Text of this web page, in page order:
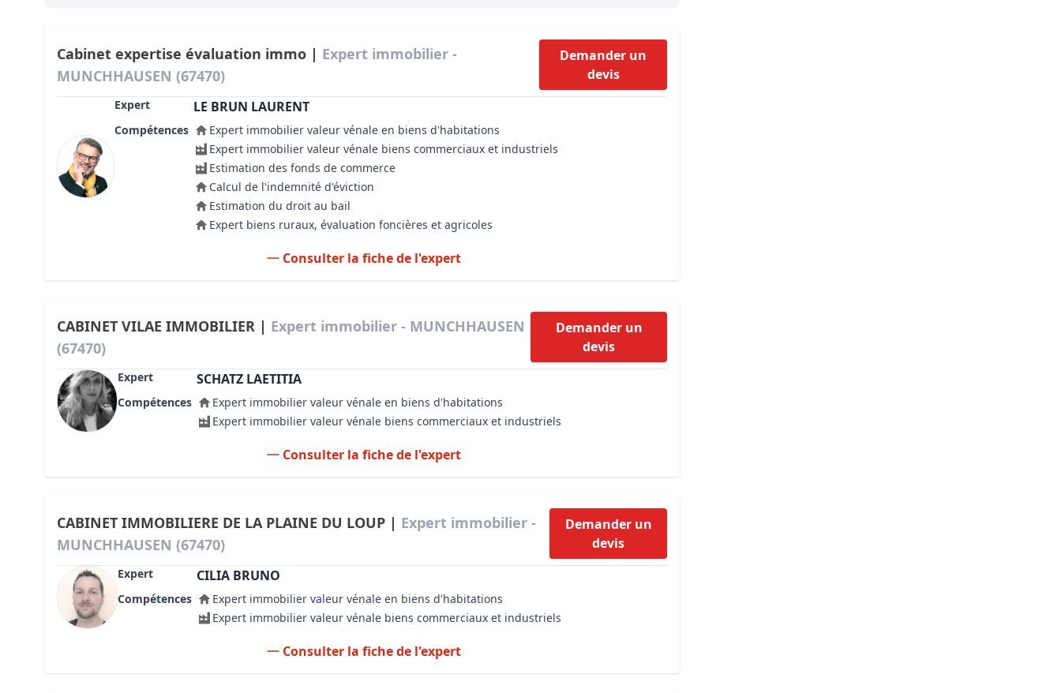
Règles d’urbanisme
Pathologies des bâtiments
Lecture et compréhension d’un Plan Local d’Urbanisme (PLU)
Droit de l'environnement et de l'immobilier
Estimer le droit au bail
Développer et organiser l'activité de Syndic
Biens d’exception, belles demeures, châteaux et traits de côte
IA Pioneer®
Expertise pré-achat
Cabinet expertise évaluation immo | Expert immobilier -
MUNCHHAUSEN (67470)
Demander un
devis
Expert LE BRUN LAURENT
Compétences
Expert immobilier valeur vénale en biens d'habitations
Expert immobilier valeur vénale biens commerciaux et industriels
Estimation des fonds de commerce
Calcul de l'indemnité d'éviction
Estimation du droit au bail
Expert biens ruraux, évaluation foncières et agricoles
Consulter la fiche de l'expert
CABINET VILAE IMMOBILIER | Expert immobilier - MUNCHHAUSEN
(67470)
Demander un
devis
Expert SCHATZ LAETITIA
Compétences
Expert immobilier valeur vénale en biens d'habitations
Expert immobilier valeur vénale biens commerciaux et industriels
Consulter la fiche de l'expert
CABINET IMMOBILIERE DE LA PLAINE DU LOUP | Expert immobilier -
MUNCHHAUSEN (67470)
Demander un
devis
Expert CILIA BRUNO
Compétences
Expert immobilier valeur vénale en biens d'habitations
Expert immobilier valeur vénale biens commerciaux et industriels
Consulter la fiche de l'expert